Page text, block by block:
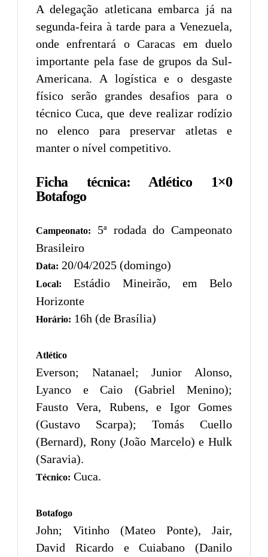
A delegação atleticana embarca já na
segunda-feira à tarde para a Venezuela,
onde enfrentará o Caracas em duelo
importante pela fase de grupos da Sul-
Americana. A logística e o desgaste
físico serão grandes desafios para o
técnico Cuca, que deve realizar rodízio
no elenco para preservar atletas e
manter o nível competitivo.
Ficha técnica: Atlético 1×0
Botafogo
Campeonato:
5ª rodada do Campeonato
Brasileiro
Data: 20/04/2025 (domingo)
Local:
Estádio Mineirão, em Belo
Horizonte
Horário: 16h (de Brasília)
Atlético
Everson; Natanael; Junior Alonso,
Lyanco e Caio (Gabriel Menino);
Fausto Vera, Rubens, e Igor Gomes
(Gustavo Scarpa); Tomás Cuello
(Bernard), Rony (João Marcelo) e Hulk
(Saravia).
Técnico: Cuca.
Botafogo
John; Vitinho (Mateo Ponte), Jair,
David Ricardo e Cuiabano (Danilo